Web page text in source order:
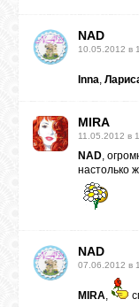
NAD
10.05.2012 в
Inna,
MIRA
11.05.2012 в
NAD,
настолько
NAD
07.06.2012 в
MIRA,